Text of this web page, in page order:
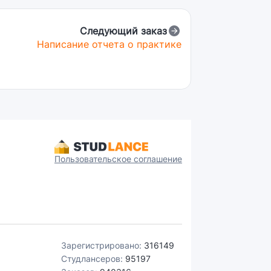
Следующий заказ
Написание отчета о практике
Пользовательское соглашение
Зарегистрировано: 316149
Студлансеров: 95197